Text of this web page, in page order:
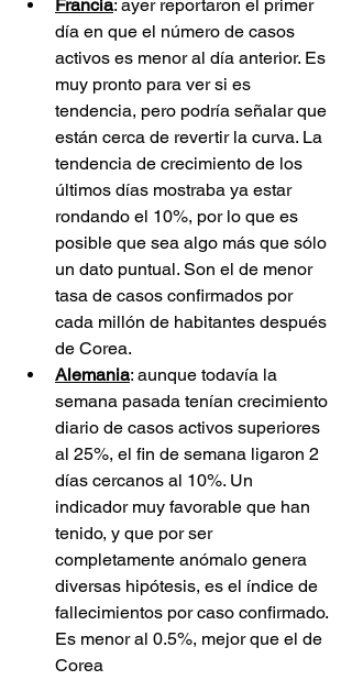
Francia: ayer reportaron el primer
día en que el número de casos
activos es menor al día anterior. Es
muy pronto para ver si es
tendencia, pero podría señalar que
están cerca de revertir la curva. La
tendencia de crecimiento de los
últimos días mostraba ya estar
rondando el 10%, por lo que es
posible que sea algo más que sólo
un dato puntual. Son el de menor
tasa de casos confirmados por
cada millón de habitantes después
de Corea.
Alemania: aunque todavía la
semana pasada tenían crecimiento
diario de casos activos superiores
al 25%, el fin de semana ligaron 2
días cercanos al 10%. Un
indicador muy favorable que han
tenido, y que por ser
completamente anómalo genera
diversas hipótesis, es el índice de
fallecimientos por caso confirmado.
Es menor al 0.5%, mejor que el de
Corea